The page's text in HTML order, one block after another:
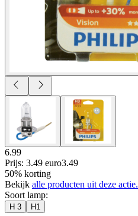
6.99
Prijs: 3.49 euro3.49
50% korting
Bekijk alle producten uit deze actie.
Soort lamp:
H 3 H1